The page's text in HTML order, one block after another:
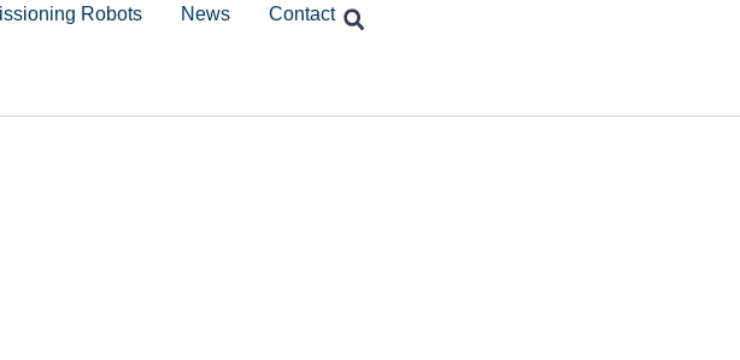
Robots News Contact